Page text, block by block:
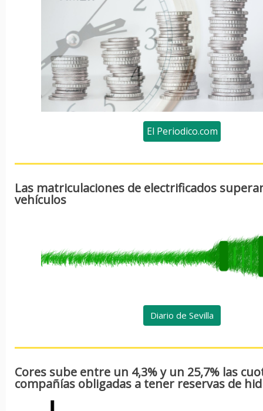
El Periodico.com
Las matriculaciones de electrificados
vehículos
Diario de Sevilla
Cores sube entre un 4,3% y un 25,7% las
compañías obligadas a tener reservas de